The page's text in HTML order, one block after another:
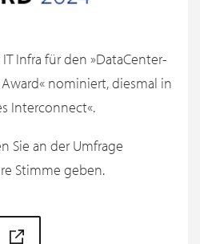
Infra für den »DataCenter-
Award« nominiert, diesmal in
Interconnect«.
Sie an der Umfrage
Stimme geben.